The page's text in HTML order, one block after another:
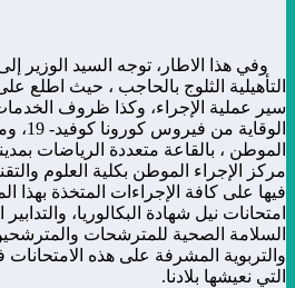
وفي هذا الاطار، توجه السيد الوزير إلى
التأهيلية الثلوج بالحاجب ، حيث اطلع
سير عملية الإجراء، وكذا ظروف
الموطن ، بالقاعة متعددة الرياضات
مركز الإجراء الموطن بكلية العلوم
فيها على كافة الإجراءات المتخذة بهذا
امتحانات نيل شهادة البكالوريا،
السلامة الصحية للمترشحات والمترشحين
والتربوية المشرفة على هذه
التي نعيشها بلادنا.